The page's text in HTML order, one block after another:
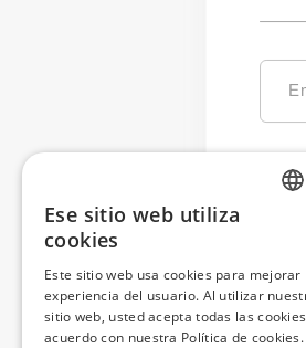
Ese sitio web utiliza
cookies
Este sitio web usa cookies para mejorar
experiencia del usuario. Al utilizar
sitio web, usted acepta todas las
acuerdo con nuestra Política de cookies.